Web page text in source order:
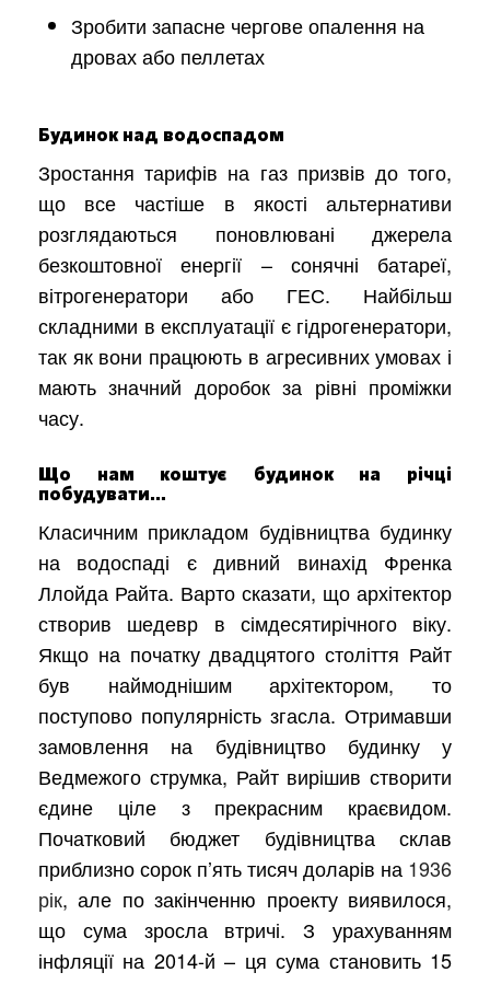
Зробити запасне чергове опалення на
дровах або пеллетах
Будинок над водоспадом
Зростання тарифів на газ призвів до того,
що все частіше в якості альтернативи
розглядаються поновлювані джерела
безкоштовної енергії – сонячні батареї,
вітрогенератори або ГЕС. Найбільш
складними в експлуатації є гідрогенератори,
так як вони працюють в агресивних умовах і
мають значний доробок за рівні проміжки
часу.
Що нам коштує будинок на річці
побудувати…
Класичним прикладом будівництва будинку
на водоспаді є дивний винахід Френка
Ллойда Райта. Варто сказати, що архітектор
створив шедевр в сімдесятирічного віку.
Якщо на початку двадцятого століття Райт
був наймоднішим архітектором, то
поступово популярність згасла. Отримавши
замовлення на будівництво будинку у
Ведмежого струмка, Райт вирішив створити
єдине ціле з прекрасним краєвидом.
Початковий бюджет будівництва склав
приблизно сорок п’ять тисяч доларів на 1936
рік, але по закінченню проекту виявилося,
що сума зросла втричі. З урахуванням
інфляції на 2014-й – ця сума становить 15